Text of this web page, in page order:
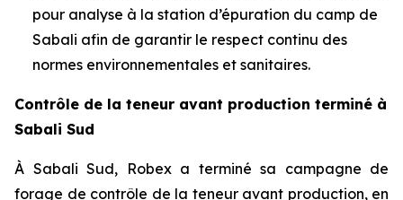
pour analyse à la station d’épuration du camp de
Sabali afin de garantir le respect continu des
normes environnementales et sanitaires.
Contrôle de la teneur avant production terminé à
Sabali Sud
À Sabali Sud, Robex a terminé sa campagne de
forage de contrôle de la teneur avant production, en